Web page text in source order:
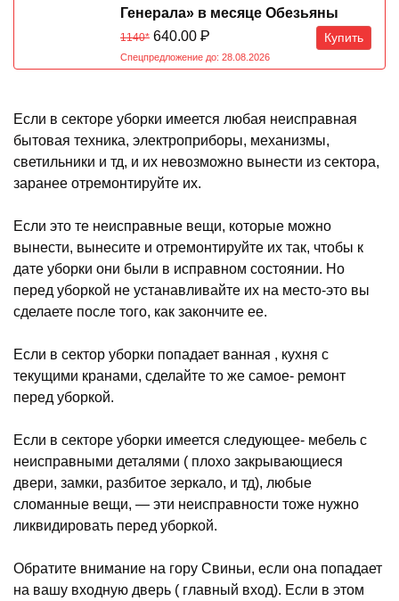
Генерала» в месяце Обезьяны
07.08-07.09.2026
1140* 640.00 Р Купить
Спецпредложение до: 28.08.2026
Если в секторе уборки имеется любая неисправная
бытовая техника, электроприборы, механизмы,
светильники и тд, и их невозможно вынести из сектора,
заранее отремонтируйте их.
Если это те неисправные вещи, которые можно
вынести, вынесите и отремонтируйте их так, чтобы к
дате уборки они были в исправном состоянии. Но
перед уборкой не устанавливайте их на место-это вы
сделаете после того, как закончите ее.
Если в сектор уборки попадает ванная , кухня с
текущими кранами, сделайте то же самое- ремонт
перед уборкой.
Если в секторе уборки имеется следующее- мебель с
неисправными деталями ( плохо закрывающиеся
двери, замки, разбитое зеркало, и тд), любые
сломанные вещи, — эти неисправности тоже нужно
ликвидировать перед уборкой.
Обратите внимание на гору Свиньи, если она попадает
на вашу входную дверь ( главный вход). Если в этом